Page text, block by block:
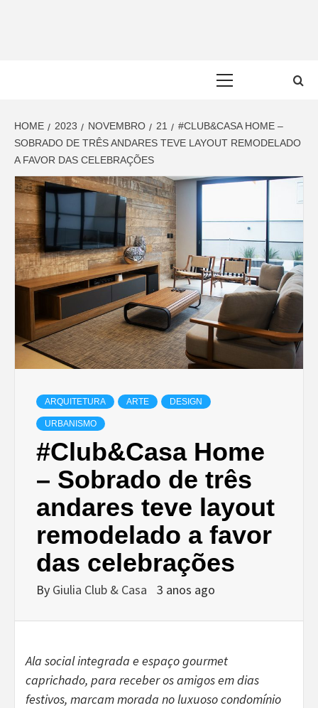
HOME 2023 NOVEMBRO 21
#CLUB&CASA HOME –
SOBRADO DE TRÊS ANDARES TEVE LAYOUT REMODELADO
A FAVOR DAS CELEBRAÇÕES
ARQUITETURA ARTE DESIGN
URBANISMO
#Club&Casa Home
– Sobrado de três
andares teve layout
remodelado a favor
das celebrações
By Giulia Club & Casa 3 anos ago
Ala social integrada e espaço gourmet
caprichado, para receber os amigos em dias
festivos, marcam morada no luxuoso condomínio